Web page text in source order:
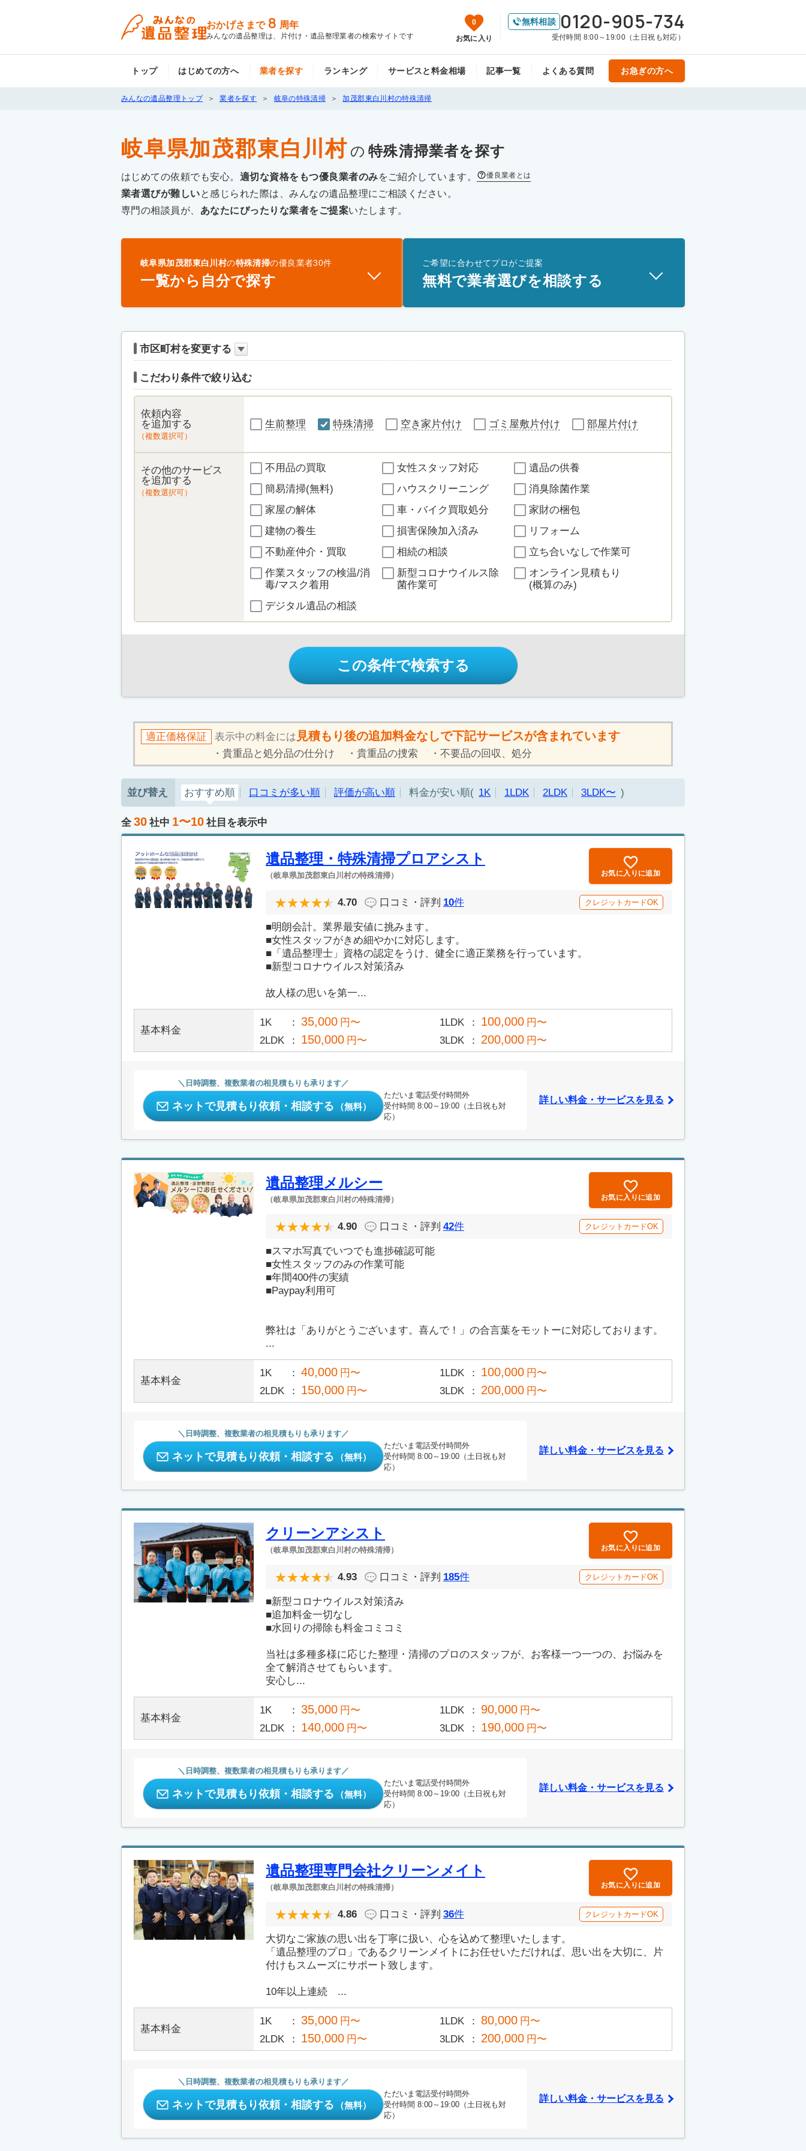
おかげさまで 8 周年
みんなの遺品整理は、片付け・遺品整理業者の検索サイトです
0
お気に入り
無料相談 0120-905-734
受付時間 8:00～19:00（土日祝も対応）
トップ はじめての方へ 業者を探す ランキング サービスと料金相場 記事一覧 よくある質問 お急ぎの方へ
みんなの遺品整理トップ 業者を探す 岐阜の特殊清掃 加茂郡東白川村の特殊清掃
岐阜県加茂郡東白川村 の 特殊清掃業者を探す
はじめての依頼でも安心。 適切な資格をもつ優良業者のみをご紹介しています。 優良業者とは
業者選びが難しいと感じられた際は、みんなの遺品整理にご相談ください。
専門の相談員が、 あなたにぴったりな業者をご提案いたします。
岐阜県加茂郡東白川村の特殊清掃の優良業者30件
一覧から自分で探す
ご希望に合わせてプロがご提案
無料で業者選びを相談する
市区町村を変更する
こだわり条件で絞り込む
依頼内容
を追加する
（複数選択可）
生前整理 特殊清掃 空き家片付け ゴミ屋敷片付け 部屋片付け
その他のサービス
を追加する
（複数選択可）
不用品の買取 女性スタッフ対応
遺品の供養
簡易清掃(無料)
ハウスクリーニング
消臭除菌作業
家屋の解体
車・バイク買取処分
家財の梱包
建物の養生
損害保険加入済み
リフォーム
不動産仲介・買取
相続の相談
立ち合いなしで作業可
作業スタッフの検温/消
毒/マスク着用
新型コロナウイルス除
菌作業可
オンライン見積もり
(概算のみ)
デジタル遺品の相談
この条件で検索する
適正価格保証 表示中の料金には 見積もり後の追加料金なしで下記サービスが含まれています
貴重品と処分品の仕分け 貴重品の捜索 不要品の回収、処分
並び替え おすすめ順 口コミが多い順 評価が高い順 料金が安い順 1K 1LDK 2LDK 3LDK〜
全 30 社中 1〜10 社目を表示中
遺品整理・特殊清掃プロアシスト
（岐阜県加茂郡東白川村の特殊清掃） お気に入りに追加
4.70 口コミ・評判 10件 クレジットカードOK
■明朗会計。業界最安値に挑みます。
■女性スタッフがきめ細やかに対応します。
■「遺品整理士」資格の認定をうけ、健全に適正業務を行っています。
■新型コロナウイルス対策済み
故人様の思いを第一...
基本料金
1K 35,000 円〜 1LDK 100,000 円〜
2LDK
150,000 円〜 3LDK 200,000 円〜
日時調整、複数業者の相見積もりも承ります
ネットで見積もり依頼・相談する （無料）
ただいま電話受付時間外
受付時間 8:00～19:00（土日祝も対
応）
詳しい料金・サービスを見る
遺品整理メルシー
（岐阜県加茂郡東白川村の特殊清掃） お気に入りに追加
4.90 口コミ・評判 42件 クレジットカードOK
■スマホ写真でいつでも進捗確認可能
■女性スタッフのみの作業可能
■年間400件の実績
■Paypay利用可
弊社は「ありがとうございます。喜んで！」の合言葉をモットーに対応しております。
...
基本料金
1K 40,000 円〜 1LDK 100,000 円〜
2LDK
150,000 円〜 3LDK 200,000 円〜
日時調整、複数業者の相見積もりも承ります
ネットで見積もり依頼・相談する （無料）
ただいま電話受付時間外
受付時間 8:00～19:00（土日祝も対
応）
詳しい料金・サービスを見る
クリーンアシスト
（岐阜県加茂郡東白川村の特殊清掃） お気に入りに追加
4.93 口コミ・評判 185件 クレジットカードOK
■新型コロナウイルス対策済み
■追加料金一切なし
■水回りの掃除も料金コミコミ
当社は多種多様に応じた整理・清掃のプロのスタッフが、お客様一つ一つの、お悩みを
全て解消させてもらいます。
安心し...
基本料金
1K 35,000 円〜 1LDK 90,000 円〜
2LDK
140,000 円〜 3LDK 190,000 円〜
日時調整、複数業者の相見積もりも承ります
ネットで見積もり依頼・相談する （無料）
ただいま電話受付時間外
受付時間 8:00～19:00（土日祝も対
応）
詳しい料金・サービスを見る
遺品整理専門会社クリーンメイト
（岐阜県加茂郡東白川村の特殊清掃） お気に入りに追加
4.86 口コミ・評判 36件 クレジットカードOK
大切なご家族の思い出を丁寧に扱い、心を込めて整理いたします。
「遺品整理のプロ」であるクリーンメイトにお任せいただければ、思い出を大切に、片
付けもスムーズにサポート致します。
10年以上連続 ...
基本料金
1K 35,000 円〜 1LDK 80,000 円〜
2LDK
150,000 円〜 3LDK 200,000 円〜
日時調整、複数業者の相見積もりも承ります
ネットで見積もり依頼・相談する （無料）
ただいま電話受付時間外
受付時間 8:00～19:00（土日祝も対
応）
詳しい料金・サービスを見る